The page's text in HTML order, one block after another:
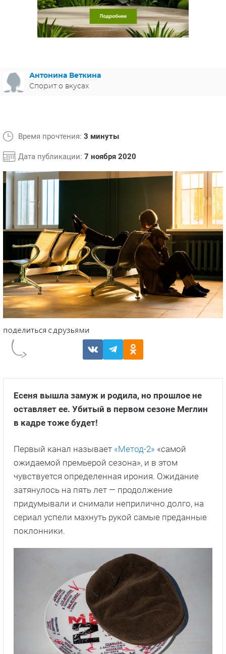
МЕЛОДРАМЫ
ИСПАНИЯ
ФРАНЦИЯ
СВЕТСКИЕ НОВОСТИ
Антонина Веткина
Спорит о вкусах
Время прочтения: 3 минуты
Дата публикации: 7 ноября 2020
Есеня вышла замуж и родила, но прошлое не
оставляет ее. Убитый в первом сезоне Меглин
в кадре тоже будет!
Первый канал называет «Метод-2» «самой
ожидаемой премьерой сезона», и в этом
чувствуется определенная ирония. Ожидание
затянулось на пять лет — продолжение
придумывали и снимали неприлично долго, на
сериал успели махнуть рукой самые преданные
поклонники.